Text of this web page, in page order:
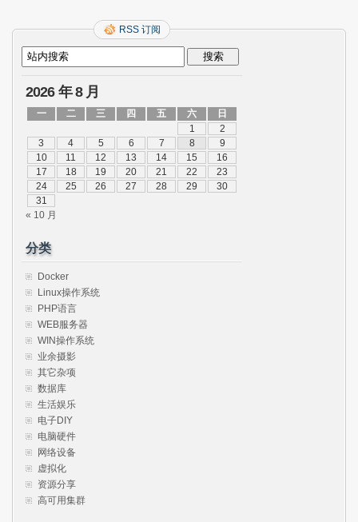
RSS 订阅
2026 年 8 月
一 二 三 四 五 六
日
1
2
3
4 5 6 7 8
9
10
11 12 13 14 15
16
17
18 19 20 21 22
23
24
25 26 27 28 29
30
31
« 10 月
分类
Docker
Linux操作系统
PHP语言
WEB服务器
WIN操作系统
业余摄影
其它杂项
数据库
生活娱乐
电子DIY
电脑硬件
网络设备
虚拟化
资源分享
高可用集群